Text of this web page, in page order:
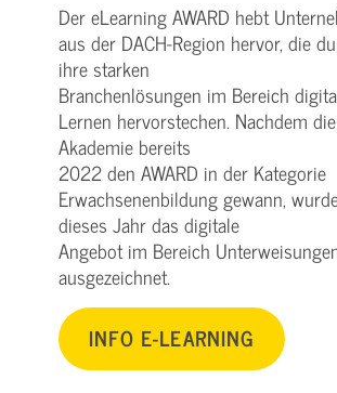
Der eLearning AWARD hebt
aus der DACH-Region hervor, die
ihre starken
Branchenlösungen im Bereich
Lernen hervorstechen. Nachdem
Akademie bereits
2022 den AWARD in der Kategorie
Erwachsenenbildung gewann,
dieses Jahr das digitale
Angebot im Bereich
ausgezeichnet.
INFO E-LEARNING